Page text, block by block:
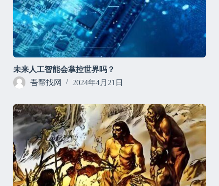
未来人工智能会掌控世界吗？
吾帮找网
2024年4月21日